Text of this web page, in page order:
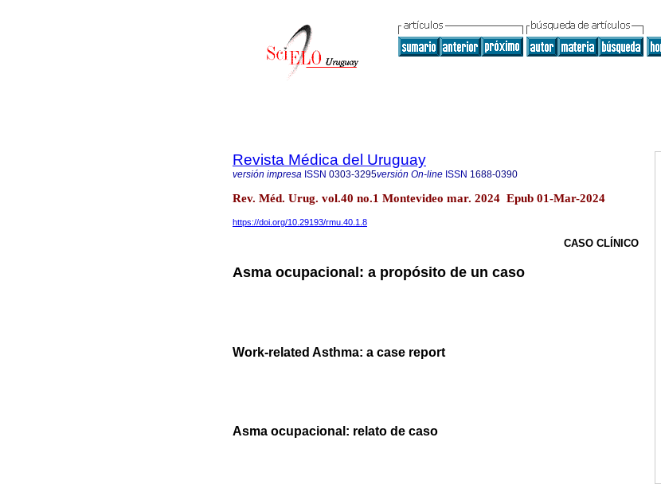
Revista Médica del Uruguay
versión impresa ISSN 0303-3295versión On-line ISSN 1688-0390
Rev. Méd. Urug. vol.40 no.1 Montevideo mar. 2024 Epub 01-Mar-2024
https://doi.org/10.29193/rmu.40.1.8
CASO CLÍNICO
Asma ocupacional: a propósito de un caso
Work-related Asthma: a case report
Asma ocupacional: relato de caso